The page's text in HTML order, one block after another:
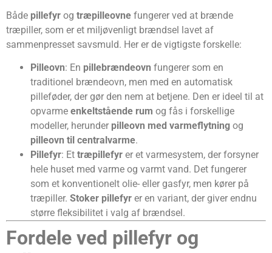
Både pillefyr og træpilleovne fungerer ved at brænde
træpiller, som er et miljøvenligt brændsel lavet af
sammenpresset savsmuld. Her er de vigtigste forskelle:
Pilleovn: En pillebrændeovn fungerer som en
traditionel brændeovn, men med en automatisk
pilleføder, der gør den nem at betjene. Den er ideel til at
opvarme enkeltstående rum og fås i forskellige
modeller, herunder pilleovn med varmeflytning og
pilleovn til centralvarme.
Pillefyr: Et træpillefyr er et varmesystem, der forsyner
hele huset med varme og varmt vand. Det fungerer
som et konventionelt olie- eller gasfyr, men kører på
træpiller. Stoker pillefyr er en variant, der giver endnu
større fleksibilitet i valg af brændsel.
Fordele ved pillefyr og